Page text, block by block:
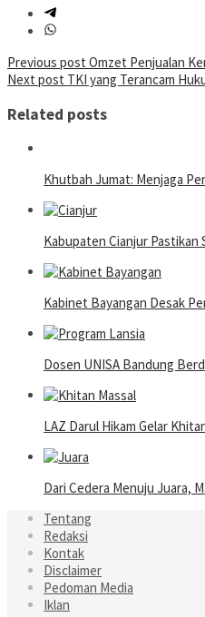
Post
navigation
Previous post Omzet Penjualan
Next post TKI yang Terancam
Related posts
Khutbah Jumat: Menjaga
Kabupaten Cianjur Pastikan
Kabinet Bayangan Desak
Dosen UNISA Bandung
LAZ Darul Hikam Gelar
Dari Cedera Menuju Juara,
Tentang
Redaksi
Kontak
Disclaimer
Pedoman Media
Iklan